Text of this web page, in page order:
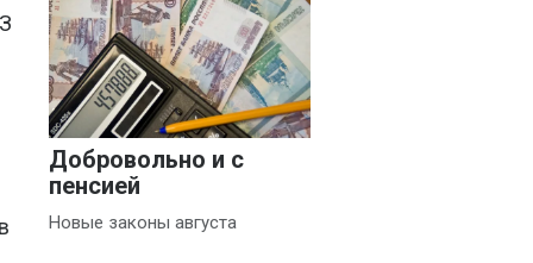
Добровольно и с
пенсией
Новые законы августа